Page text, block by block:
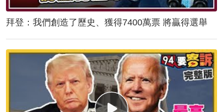
拜登：我們創造了歷史、獲得7400萬票 將贏得選舉